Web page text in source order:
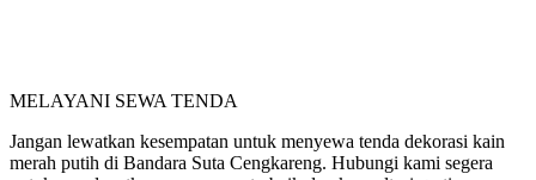
MELAYANI SEWA TENDA
Jangan lewatkan kesempatan untuk menyewa tenda dekorasi kain
merah putih di Bandara Suta Cengkareng. Hubungi kami segera